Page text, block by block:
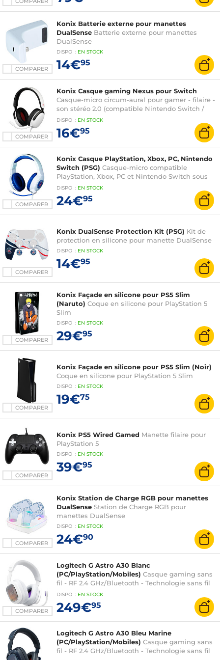
COMPARER
Konix Batterie externe pour manettes
DualSense Batterie externe pour manettes
DualSense
DISPO : EN STOCK
14€95
COMPARER
Konix Casque gaming Nexus pour Switch
Casque-micro circum-aural pour gamer - filaire -
son stéréo 2.0 (compatible Nintendo Switch /
Nintendo Switch 2)
DISPO : EN STOCK
16€95
COMPARER
Konix Casque PlayStation, Xbox, PC, Nintendo
Switch (PSG) Casque-micro compatible
PlayStation, Xbox, PC et Nintendo Switch sous
licence officielle du Paris Saint-Germain
DISPO : EN STOCK
24€95
COMPARER
Konix DualSense Protection Kit (PSG) Kit de
protection en silicone pour manette DualSense
DISPO : EN STOCK
14€95
COMPARER
Konix Façade en silicone pour PS5 Slim
(Naruto) Coque en silicone pour PlayStation 5
Slim
DISPO : EN STOCK
29€95
COMPARER
Konix Façade en silicone pour PS5 Slim (Noir)
Coque en silicone pour PlayStation 5 Slim
DISPO : EN STOCK
19€75
COMPARER
Konix PS5 Wired Gamed Manette filaire pour
PlayStation 5
DISPO : EN STOCK
39€95
COMPARER
Konix Station de Charge RGB pour manettes
DualSense Station de Charge RGB pour
manettes DualSense
DISPO : EN STOCK
24€90
COMPARER
Logitech G Astro A30 Blanc
(PC/PlayStation/Mobiles) Casque gaming sans
fil - RF 2.4 GHz/Bluetooth - Technologie sans fil
LightSpeed - Circum-aural fermé - Dolby Atmos
- Microphone à perche détachable - Compatible
PC/PlayStation/Mobiles
DISPO : EN STOCK
249€95
Logitech G Astro A30 Bleu Marine
(PC/PlayStation/Mobiles) Casque gaming sans
fil - RF 2.4 GHz/Bluetooth - Technologie sans fil